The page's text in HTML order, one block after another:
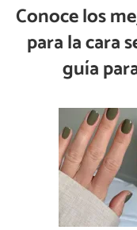
Conoce los
para la cara
guía